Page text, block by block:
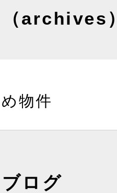
（archives
物件
ブログ